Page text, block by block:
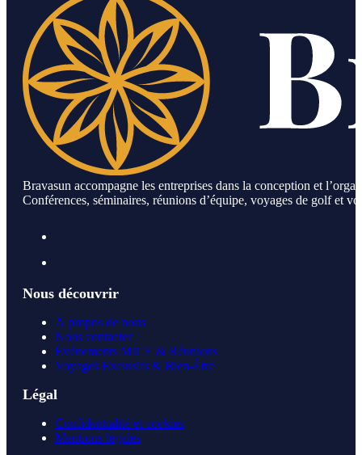
Bravasun accompagne les entreprises dans la conception et
Conférences, séminaires, réunions d’équipe, voyages de golf et
Nous découvrir
À propos de nous
Nous contacter
Événements MICE & Réunions
Voyages Exclusifs & Bien-Être
Légal
Confidentialité et cookies
Mentions légales